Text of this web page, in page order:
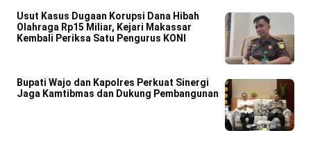
Usut Kasus Dugaan Korupsi Dana Hibah
Olahraga Rp15 Miliar, Kejari Makassar
Kembali Periksa Satu Pengurus KONI
Bupati Wajo dan Kapolres Perkuat Sinergi
Jaga Kamtibmas dan Dukung Pembangunan